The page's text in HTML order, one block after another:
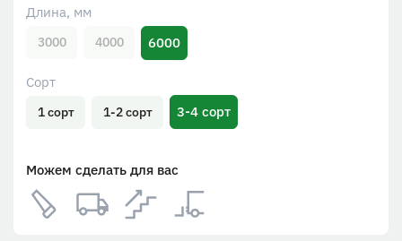
Длина, мм
3000 4000 6000
Сорт
1 сорт 1-2 сорт 3-4 сорт
Можем сделать для вас